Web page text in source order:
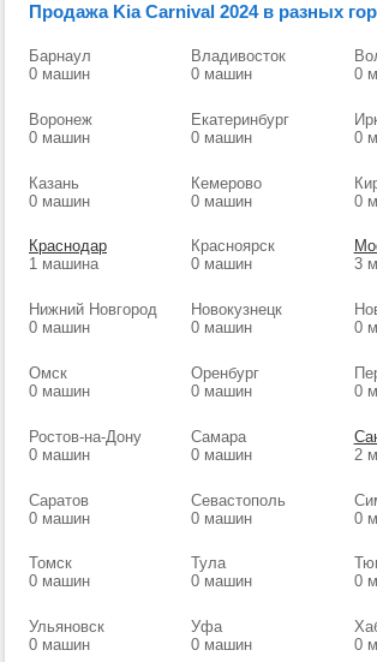
Продажа Kia Carnival 2024 в разных
Барнаул
0 машин
Владивосток
0 машин
0
Воронеж
0 машин
Екатеринбург
0 машин
0
Казань
0 машин
Кемерово
0 машин
0
Краснодар
1 машина
Красноярск
0 машин
3
Нижний Новгород
0 машин
Новокузнецк
0 машин
0
Омск
0 машин
Оренбург
0 машин
0
Ростов-на-Дону
0 машин
Самара
0 машин
2
Саратов
0 машин
Севастополь
0 машин
0
Томск
0 машин
Тула
0 машин
0
Ульяновск
0 машин
Уфа
0 машин
0